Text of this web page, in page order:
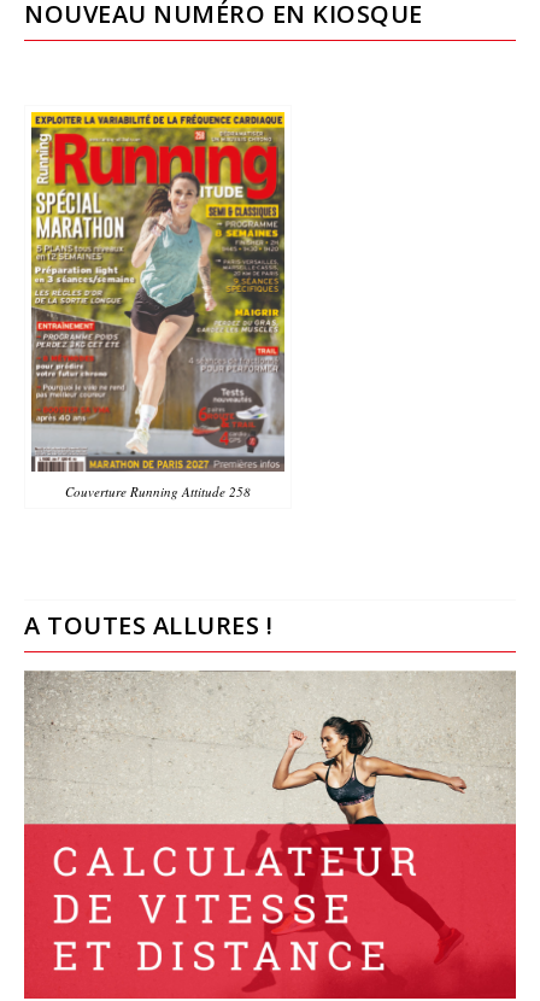
NOUVEAU NUMÉRO EN KIOSQUE
Couverture Running Attitude 258
A TOUTES ALLURES !